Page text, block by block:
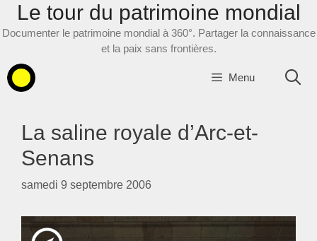
AllerLe tour du patrimoine mondial
Documenter le patrimoine mondial à 360°. Partager la connaissance
et la paix sans frontières.
Menu
La saline royale d’Arc-et-
Senans
samedi 9 septembre 2006